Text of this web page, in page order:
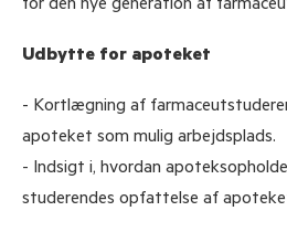
Udbytte for apoteket
- Kortlægning af
apoteket som mulig arbejdsplads.
- Indsigt i, hvordan
studerendes opfattelse af